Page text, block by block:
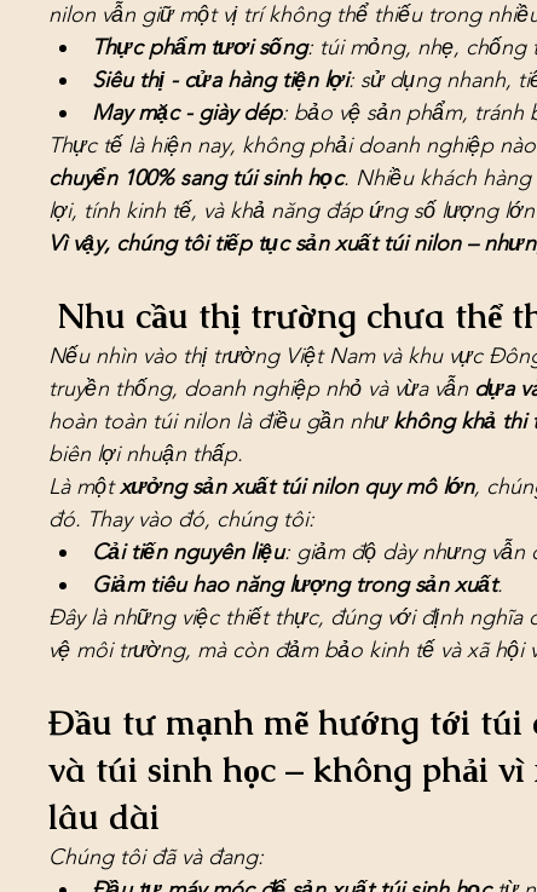
nilon vẫn giữ một vị trí không thể thiếu trong
Thực phẩm tươi sống: túi mỏng, nhẹ, chống
Siêu thị - cửa hàng tiện lợi: sử dụng nhanh,
May mặc - giày dép: bảo vệ sản phẩm, tránh
Thực tế là hiện nay, không phải doanh nghiệp
chuyển 100% sang túi sinh học. Nhiều khách
lợi, tính kinh tế, và khả năng đáp ứng số lượng
Vì vậy, chúng tôi tiếp tục sản xuất túi nilon –
Nhu cầu thị trường chưa thể
Nếu nhìn vào thị trường Việt Nam và khu vực
truyền thống, doanh nghiệp nhỏ và vừa vẫn dựa
hoàn toàn túi nilon là điều gần như không khả thi
biên lợi nhuận thấp.
Là một xưởng sản xuất túi nilon quy mô lớn,
đó. Thay vào đó, chúng tôi:
Cải tiến nguyên liệu: giảm độ dày nhưng vẫn
Giảm tiêu hao năng lượng trong sản xuất.
Đây là những việc thiết thực, đúng với định nghĩa
vệ môi trường, mà còn đảm bảo kinh tế và xã hội
Đầu tư mạnh mẽ hướng tới túi
và túi sinh học – không phải
lâu dài
Chúng tôi đã và đang: